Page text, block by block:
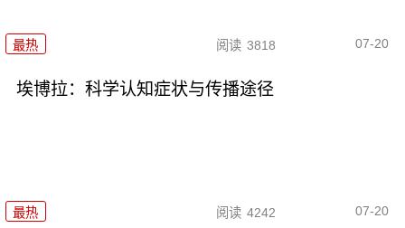
最热 阅读 3818 07-20
埃博拉：科学认知症状与传播途径
最热 阅读 4242 07-20